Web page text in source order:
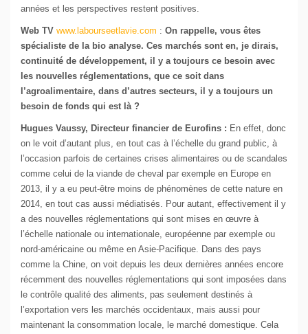
années et les perspectives restent positives.
Web TV www.labourseetlavie.com : On rappelle, vous êtes
spécialiste de la bio analyse. Ces marchés sont en, je dirais,
continuité de développement, il y a toujours ce besoin avec
les nouvelles réglementations, que ce soit dans
l’agroalimentaire, dans d’autres secteurs, il y a toujours un
besoin de fonds qui est là ?
Hugues Vaussy, Directeur financier de Eurofins : En effet, donc
on le voit d’autant plus, en tout cas à l’échelle du grand public, à
l’occasion parfois de certaines crises alimentaires ou de scandales
comme celui de la viande de cheval par exemple en Europe en
2013, il y a eu peut-être moins de phénomènes de cette nature en
2014, en tout cas aussi médiatisés. Pour autant, effectivement il y
a des nouvelles réglementations qui sont mises en œuvre à
l’échelle nationale ou internationale, européenne par exemple ou
nord-américaine ou même en Asie-Pacifique. Dans des pays
comme la Chine, on voit depuis les deux dernières années encore
récemment des nouvelles réglementations qui sont imposées dans
le contrôle qualité des aliments, pas seulement destinés à
l’exportation vers les marchés occidentaux, mais aussi pour
maintenant la consommation locale, le marché domestique. Cela